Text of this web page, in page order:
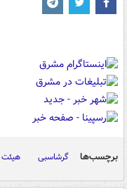
برچسب‌ها گرشاسبی هیئت